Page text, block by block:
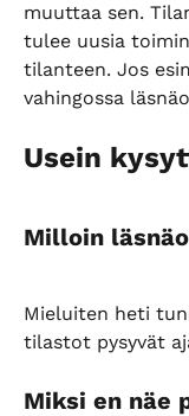
muuttaa sen.
tulee uusia
tilanteen. Jos
vahingossa
Usein
Milloin
Mieluiten heti
tilastot pysyvät
Miksi en näe